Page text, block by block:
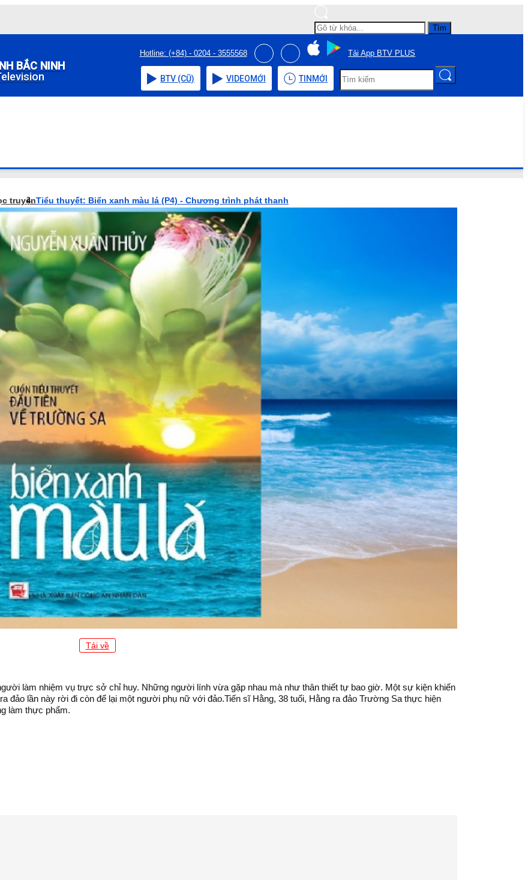
Tìm
BẮC NINH
Hotline: (+84) - 0204 - 3555568 Tải App BTV PLUS
BTV (CŨ) VIDEOMỚI TIN MỚI
truyệnTiểu thuyết: Biển xanh màu lá (P4) - Chương trình phát thanh
Tải về
làm nhiệm vụ trực sở chỉ huy. Những người lính vừa gặp nhau mà như thân thiết tự bao giờ. Một sự kiện khiến
đảo lần này rời đi còn để lại một người phụ nữ với đảo.Tiến sĩ Hằng, 38 tuổi, Hằng ra đảo Trường Sa thực hiện
làm thực phẩm.